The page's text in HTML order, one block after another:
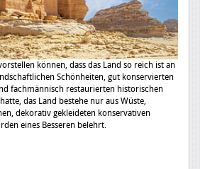
können, dass das Land so reich ist an
Schönheiten, gut konservierten
fachmännisch restaurierten historischen
das Land bestehe nur aus Wüste,
dekorativ gekleideten konservativen
eines Besseren belehrt.